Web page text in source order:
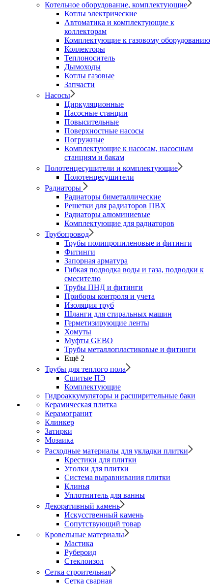
Котельное оборудование, комплектующие
Котлы электрические
Автоматика и комплектующие к
коллекторам
Комплектующие к газовому оборудованию
Коллекторы
Теплоноситель
Дымоходы
Котлы газовые
Запчасти
Насосы
Циркуляционные
Насосные станции
Повысительные
Поверхностные насосы
Погружные
Комплектующие к насосам, насосным
станциям и бакам
Полотенцесушители и комплектующие
Полотенцесушители
Радиаторы
Радиаторы биметаллические
Решетки для радиаторов ПВХ
Радиаторы алюминиевые
Комплектующие для радиаторов
Трубопровод
Трубы полипропиленовые и фитинги
Фитинги
Запорная арматура
Гибкая подводка воды и газа, подводки к
смесителю
Трубы ПНД и фитинги
Приборы контроля и учета
Изоляция труб
Шланги для стиральных машин
Герметизирующие ленты
Хомуты
Муфты GEBO
Трубы металлопластиковые и фитинги
Ещё 2
Трубы для теплого пола
Сшитые ПЭ
Комплектующие
Гидроаккумуляторы и расширительные баки
Керамическая плитка
Керамогранит
Клинкер
Затирки
Мозаика
Расходные материалы для укладки плитки
Крестики для плитки
Уголки для плитки
Система выравнивания плитки
Клинья
Уплотнитель для ванны
Декоративный камень
Искусственный камень
Сопутствующий товар
Кровельные материалы
Мастика
Рубероид
Стеклоизол
Сетка строительная
Сетка сварная